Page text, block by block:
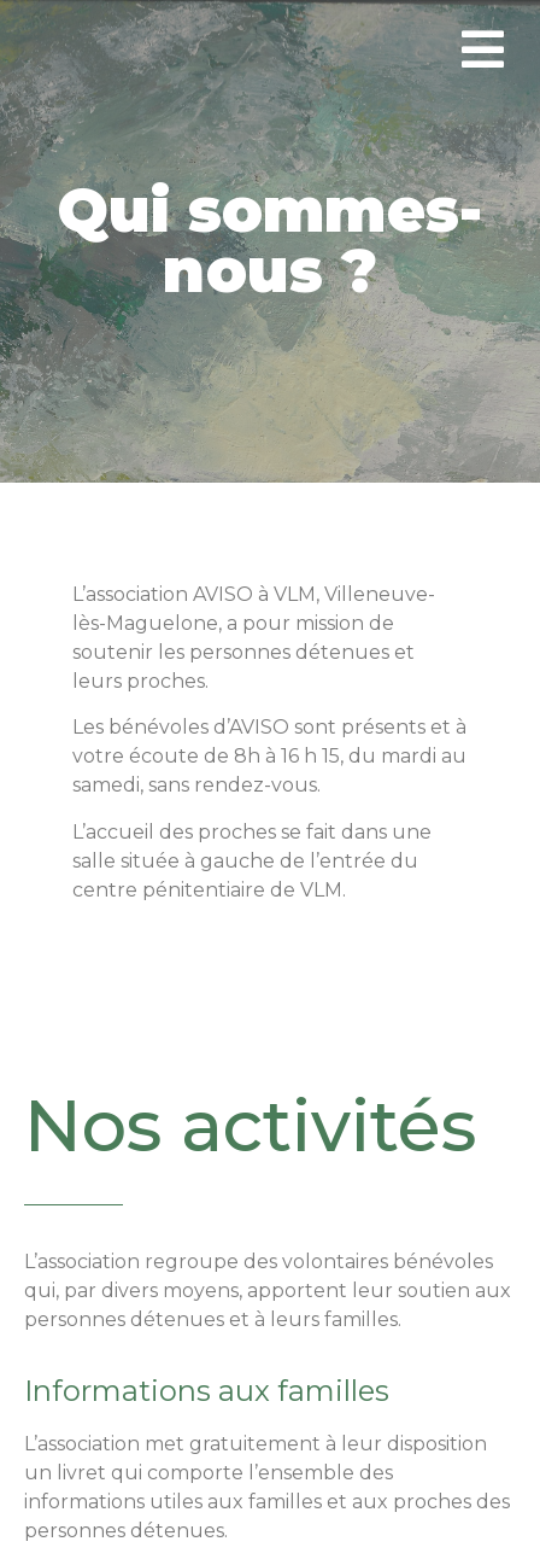
Qui sommes-
nous ?
L’association AVISO à VLM, Villeneuve-
lès-Maguelone, a pour mission de
soutenir les personnes détenues et
leurs proches.
Les bénévoles d’AVISO sont présents et à
votre écoute de 8h à 16 h 15, du mardi au
samedi, sans rendez-vous.
L’accueil des proches se fait dans une
salle située à gauche de l’entrée du
centre pénitentiaire de VLM.
Nos activités
L’association regroupe des volontaires bénévoles
qui, par divers moyens, apportent leur soutien aux
personnes détenues et à leurs familles.
Informations aux familles
L’association met gratuitement à leur disposition
un livret qui comporte l’ensemble des
informations utiles aux familles et aux proches des
personnes détenues.